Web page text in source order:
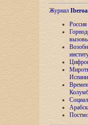
Журнал